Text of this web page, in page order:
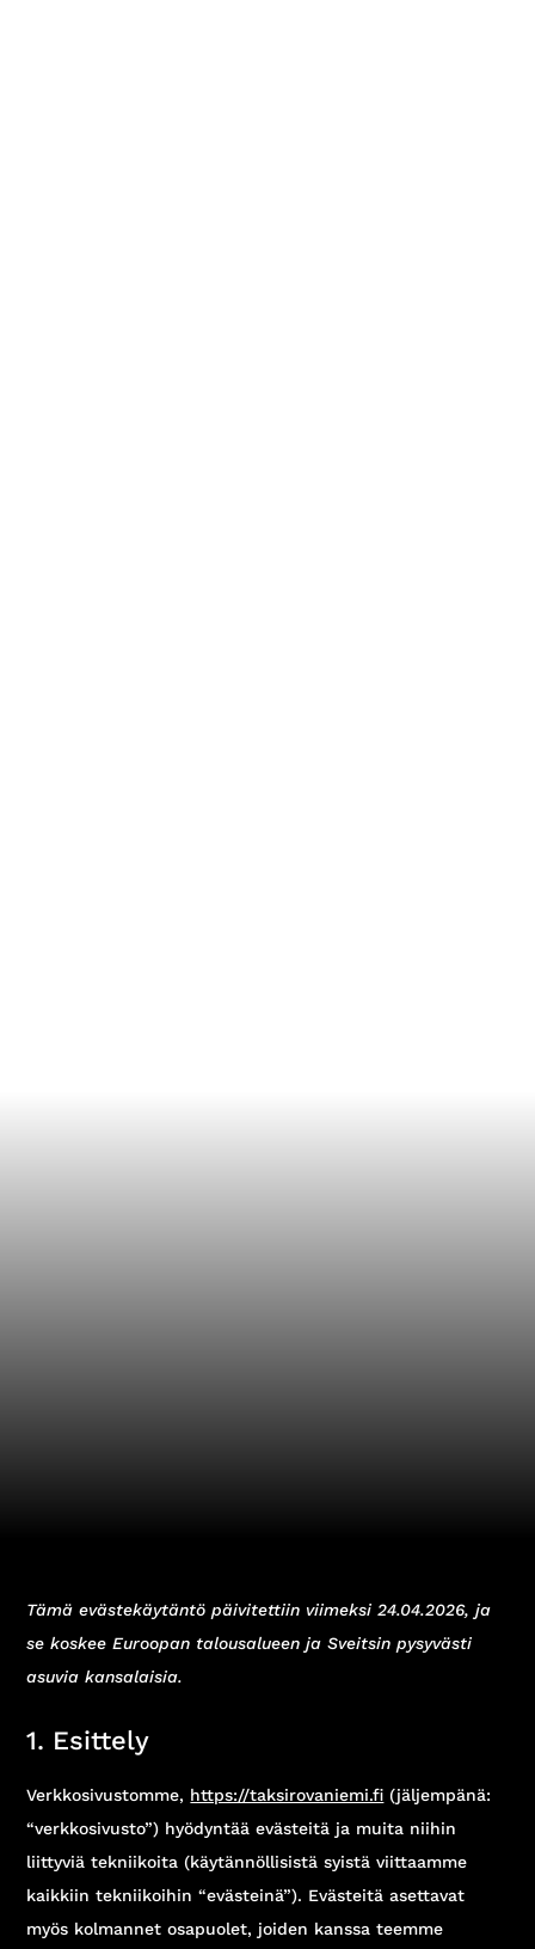
Tämä evästekäytäntö päivitettiin viimeksi 24.04.2026, ja
se koskee Euroopan talousalueen ja Sveitsin pysyvästi
asuvia kansalaisia.
1. Esittely
Verkkosivustomme, https://taksirovaniemi.fi (jäljempänä:
“verkkosivusto”) hyödyntää evästeitä ja muita niihin
liittyviä tekniikoita (käytännöllisistä syistä viittaamme
kaikkiin tekniikoihin “evästeinä”). Evästeitä asettavat
myös kolmannet osapuolet, joiden kanssa teemme